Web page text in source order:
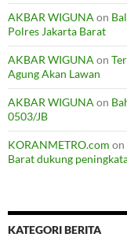
AKBAR WIGUNA on
Polres Jakarta Barat
AKBAR WIGUNA on
Agung Akan Lawan
AKBAR WIGUNA on
0503/JB
KORANMETRO.com on
Barat dukung
KATEGORI BERITA